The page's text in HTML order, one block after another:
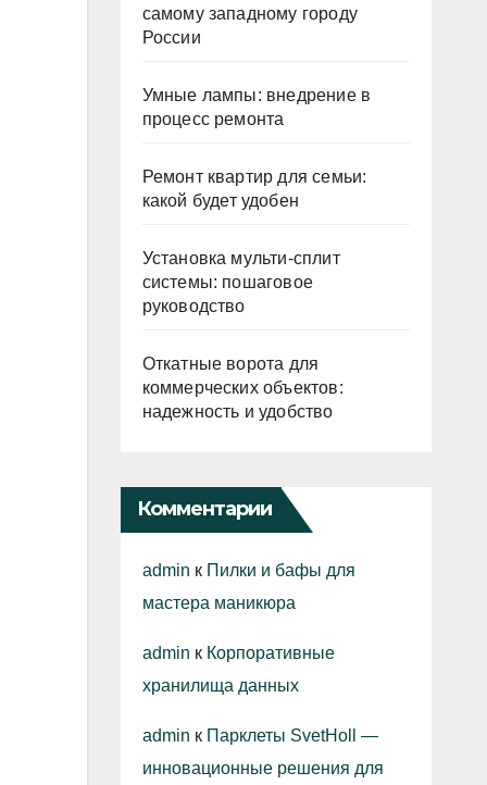
самому западному городу
России
Умные лампы: внедрение в
процесс ремонта
Ремонт квартир для семьи:
какой будет удобен
Установка мульти-сплит
системы: пошаговое
руководство
Откатные ворота для
коммерческих объектов:
надежность и удобство
Комментарии
admin к Пилки и бафы для
мастера маникюра
admin к Корпоративные
хранилища данных
admin к Парклеты SvetHoll —
инновационные решения для